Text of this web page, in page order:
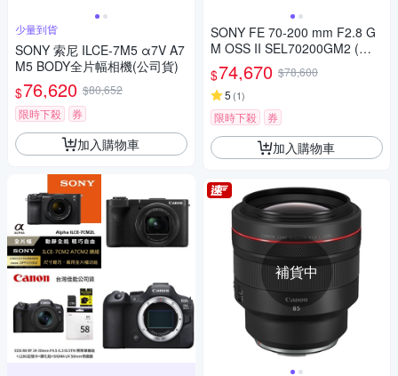
少量到貨
SONY 索尼 ILCE-7M5 α7V A7
M5 BODY全片幅相機(公司貨)
$76,620 $80,652
限時下殺
券
加入購物車
SONY FE 70-200 mm F2.8 G
M OSS II SEL70200GM2 (公
司貨)
$74,670 $78,600
5 (1)
限時下殺 券
加入購物車
補貨中